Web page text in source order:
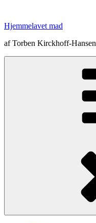
indhold
Hjemmelavet mad
af Torben Kirckhoff-Hansen